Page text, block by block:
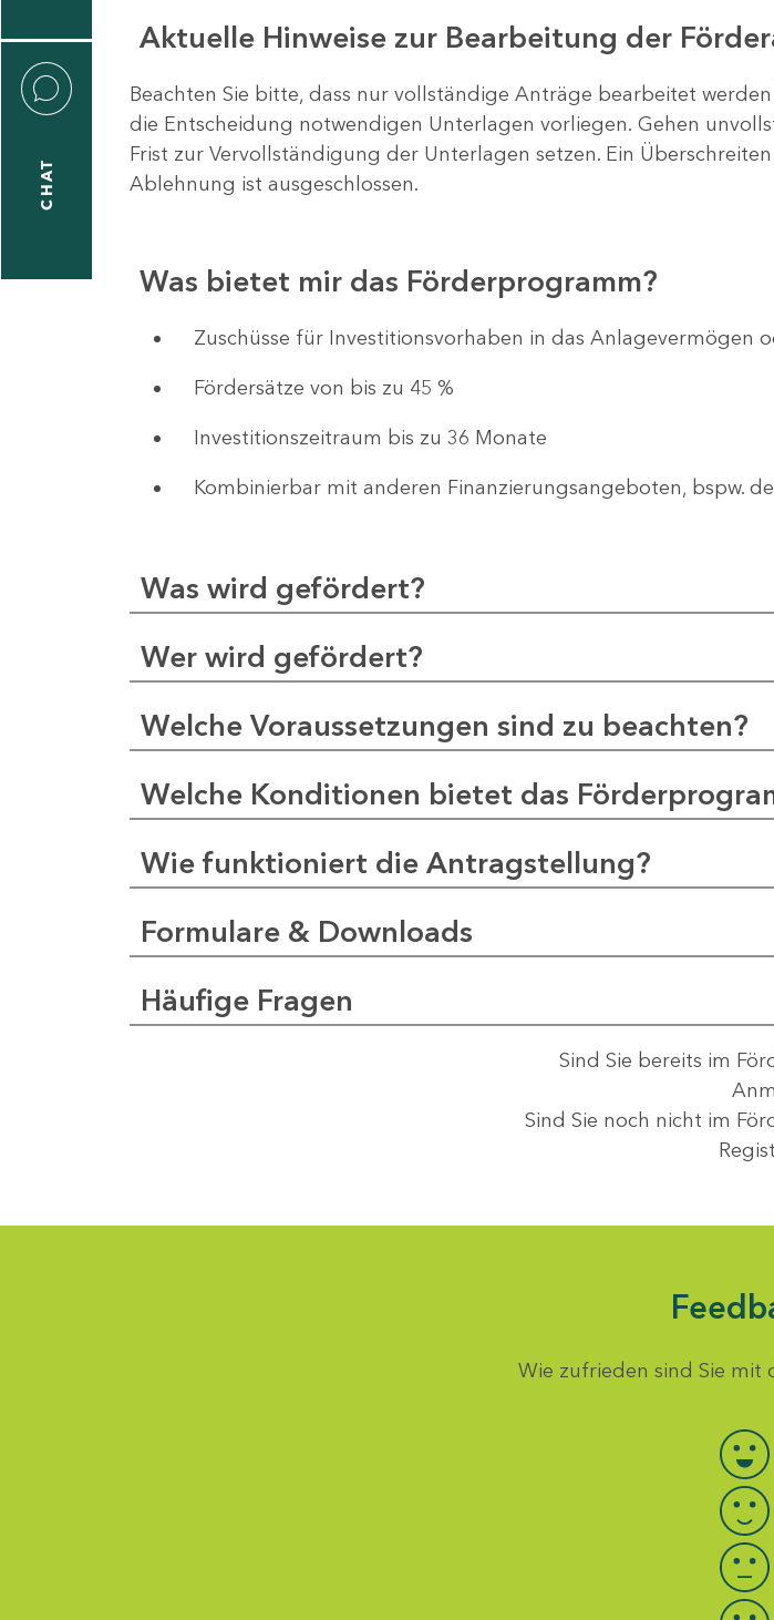
CHAT
Aktuelle Hinweise zur Bearbeitung der
Beachten Sie bitte, dass nur vollständige Anträge bearbeitet
die Entscheidung notwendigen Unterlagen vorliegen. Gehen
Frist zur Vervollständigung der Unterlagen setzen. Ein
Ablehnung ist ausgeschlossen.
Was bietet mir das Förderprogramm?
​​​​​​Zuschüsse für Investitionsvorhaben in das Anlagevermögen
Fördersätze von bis zu 45 %
Investitionszeitraum bis zu 36 Monate
Kombinierbar mit anderen Finanzierungsangeboten, bspw.
Was wird gefördert?
Wer wird gefördert?
Welche Voraussetzungen sind zu beachten?
Welche Konditionen bietet das
Wie funktioniert die Antragstellung?
Formulare & Downloads
Häufige Fragen
Sind Sie bereits im
Sind Sie noch nicht im
Wie zufrieden sind Sie mit